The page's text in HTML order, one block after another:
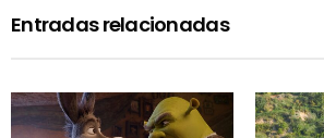
Entradas relacionadas